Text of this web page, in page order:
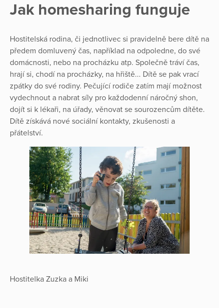
Jak homesharing funguje
Hostitelská rodina, či jednotlivec si pravidelně bere dítě na
předem domluvený čas, například na odpoledne, do své
domácnosti, nebo na procházku atp. Společně tráví čas,
hrají si, chodí na procházky, na hřiště... Dítě se pak vrací
zpátky do své rodiny. Pečující rodiče zatím mají možnost
vydechnout a nabrat síly pro každodenní náročný shon,
dojít si k lékaři, na úřady, věnovat se sourozencům dítěte.
Dítě získává nové sociální kontakty, zkušenosti a
přátelství.
Hostitelka Zuzka a Miki